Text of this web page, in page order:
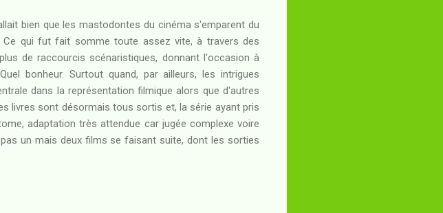
bien que les mastodontes du cinéma s'emparent du
qui fut fait somme toute assez vite, à travers des
de raccourcis scénaristiques, donnant l'occasion à
bonheur. Surtout quand, par ailleurs, les intrigues
dans la représentation filmique alors que d'autres
livres sont désormais tous sortis et, la série ayant pris
adaptation très attendue car jugée complexe voire
un mais deux films se faisant suite, dont les sorties